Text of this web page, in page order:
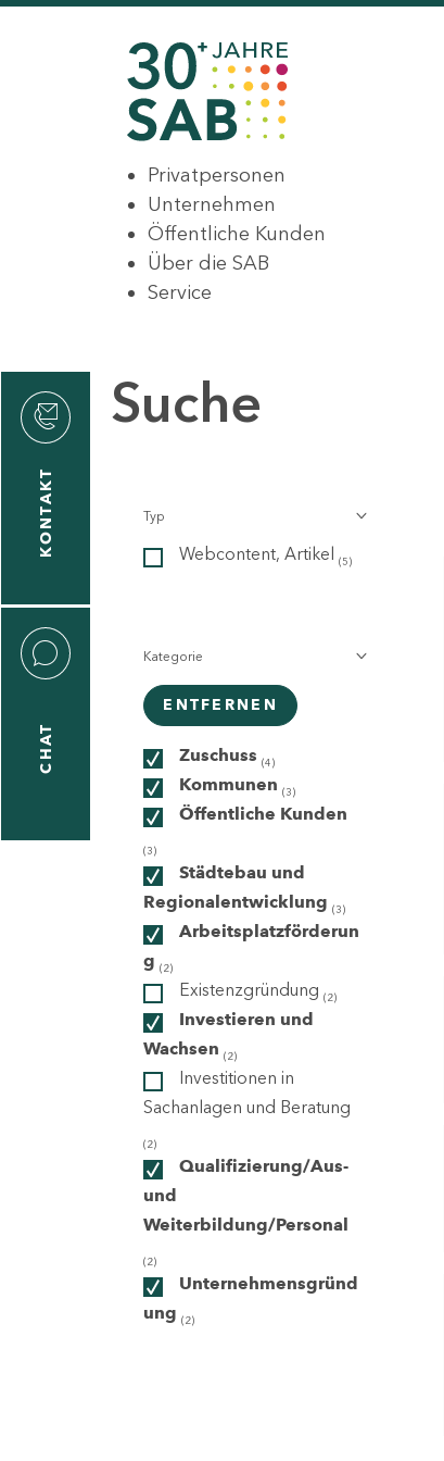
Privatpersonen
Unternehmen
Öffentliche Kunden
Über die SAB
Service
KONTAKT
CHAT
Suche
Typ
Webcontent, Artikel (5)
Kategorie
ENTFERNEN
Zuschuss (4)
Kommunen (3)
Öffentliche Kunden
(3)
Städtebau und
Regionalentwicklung (3)
Arbeitsplatzförderun
g (2)
Existenzgründung (2)
Investieren und
Wachsen (2)
Investitionen in
Sachanlagen und Beratung
(2)
Qualifizierung/Aus-
und
Weiterbildung/Personal
(2)
Unternehmensgründ
ung (2)